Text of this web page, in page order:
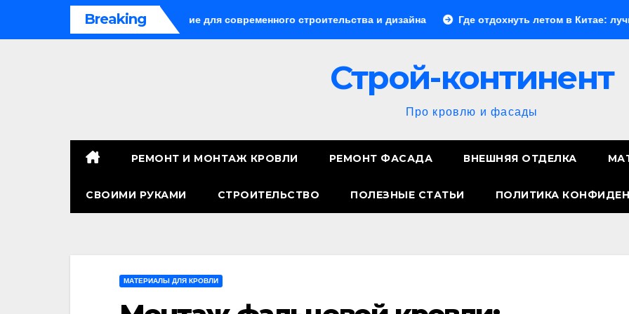
Breaking
универсальное решение для современного строительства и дизайна Где отдохнуть летом в Китае: лучшие
Строй-континент
Про кровлю и фасады
РЕМОНТ И МОНТАЖ КРОВЛИ РЕМОНТ ФАСАДА ВНЕШНЯЯ ОТДЕЛКА
СВОИМИ РУКАМИ СТРОИТЕЛЬСТВО ПОЛЕЗНЫЕ СТАТЬИ ПОЛИТИКА
МАТЕРИАЛЫ ДЛЯ КРОВЛИ